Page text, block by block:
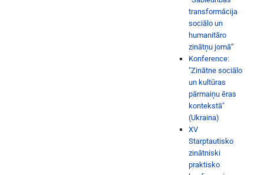
transformācija
sociālo un
humanitāro
zinātņu jomā”
Konference:
"Zinātne sociālo
un kultūras
pārmaiņu ēras
kontekstā"
(Ukraina)
XV
Starptautisko
zinātniski
praktisko